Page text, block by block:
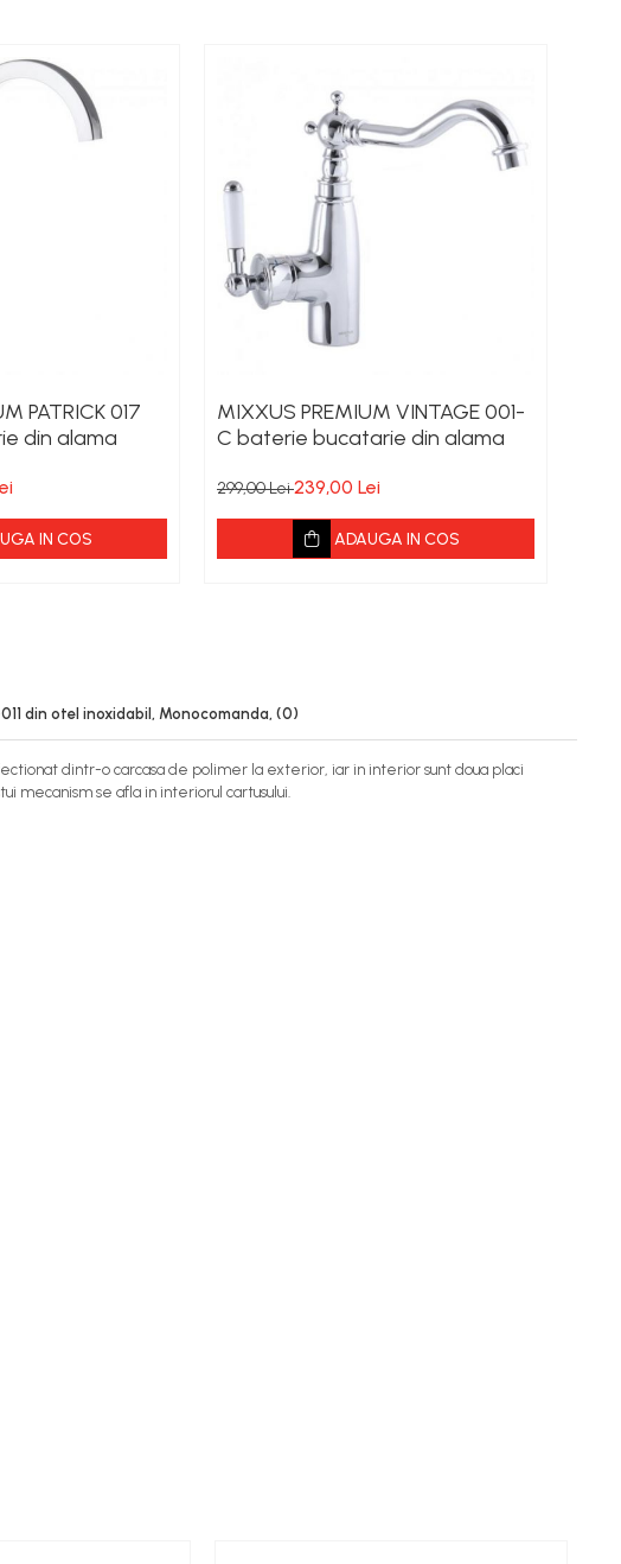
PATRICK 017
din alama
IN COS
MIXXUS PREMIUM VINTAGE 001-
C baterie bucatarie din alama
299,00 Lei239,00 Lei
ADAUGA IN COS
din otel inoxidabil, Monocomanda, (0)
dintr-o carcasa de polimer la exterior, iar in interior sunt doua placi
mecanism se afla in interiorul cartusului.